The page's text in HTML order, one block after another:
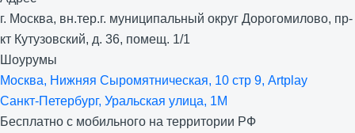
г. Москва, вн.тер.г. муниципальный округ Дорогомилово, пр-
кт Кутузовский, д. 36, помещ. 1/1
Шоурумы
Москва, Нижняя Сыро­мятническая, 10 стр 9, Artplay
Санкт-Петербург, Уральская улица, 1М
Бесплатно с мобильного на территории РФ